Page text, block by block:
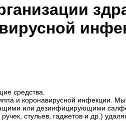
средства.
и коронавирусной инфекции.
или дезинфицирующими
стульев, гаджетов и др.)